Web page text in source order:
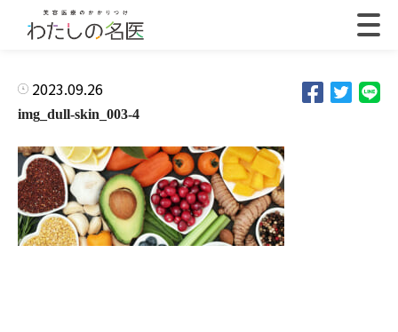
2023.09.26
img_dull-skin_003-4